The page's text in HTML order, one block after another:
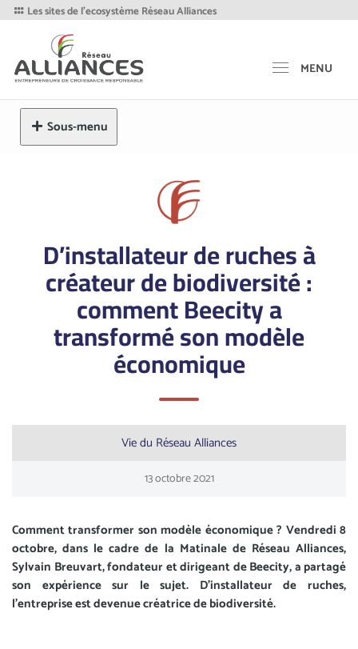
Les sites de l'ecosystème Réseau Alliances
MENU
Sous-menu
D’installateur de ruches à
créateur de biodiversité :
comment Beecity a
transformé son modèle
économique
Vie du Réseau Alliances
13octobre2021
Comment transformer son modèle économique ? Vendredi 8
octobre, dans le cadre de la Matinale de Réseau Alliances,
Sylvain Breuvart, fondateur et dirigeant de Beecity, a partagé
son expérience sur le sujet. D’installateur de ruches,
l’entreprise est devenue créatrice de biodiversité.